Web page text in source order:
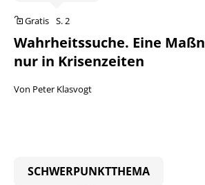
Gratis S. 2
Wahrheitssuche. Eine
nur in Krisenzeiten
Von Peter Klasvogt
SCHWERPUNKTTHEMA